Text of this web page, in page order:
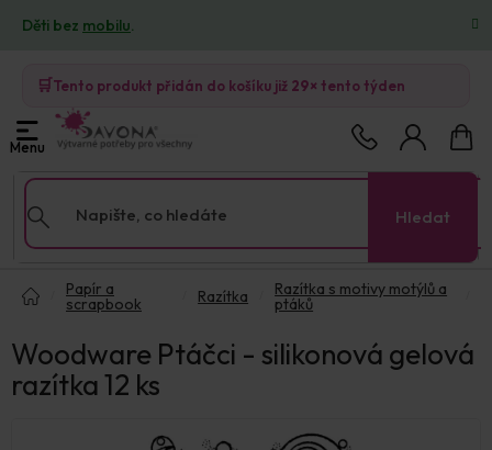
obsah
Děti bez mobilu.
🛒Tento produkt přidán do košíku již 29× tento týden
Hledat
košík
Papír a
scrapbook Razítka Razítka s motivy motýlů a
ptáků
Woodware Ptáčci - silikonová gelová
razítka 12 ks